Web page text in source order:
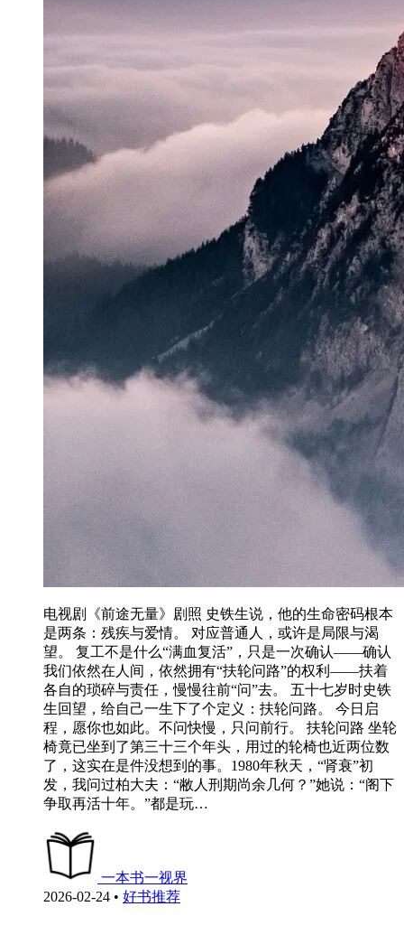
电视剧《前途无量》剧照 史铁生说，他的生命密码根本
是两条：残疾与爱情。 对应普通人，或许是局限与渴
望。 复工不是什么“满血复活”，只是一次确认——确认
我们依然在人间，依然拥有“扶轮问路”的权利——扶着
各自的琐碎与责任，慢慢往前“问”去。 五十七岁时史铁
生回望，给自己一生下了个定义：扶轮问路。 今日启
程，愿你也如此。不问快慢，只问前行。 扶轮问路 坐轮
椅竟已坐到了第三十三个年头，用过的轮椅也近两位数
了，这实在是件没想到的事。1980年秋天，“肾衰”初
发，我问过柏大夫：“敝人刑期尚余几何？”她说：“阁下
争取再活十年。”都是玩…
一本书一视界
2026-02-24 • 好书推荐